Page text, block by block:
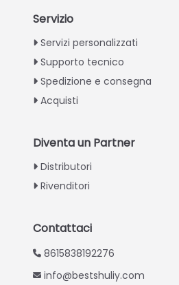
Servizio
Servizi personalizzati
Supporto tecnico
Spedizione e consegna
Acquisti
Diventa un Partner
Distributori
Rivenditori
Contattaci
8615838192276
info@bestshuliy.com